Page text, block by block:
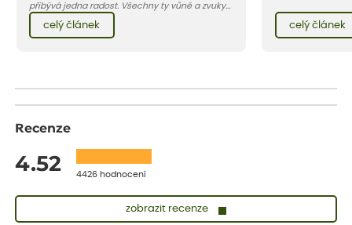
přibývá jedna radost. Všechny ty vůně a zvuky
červencové zahrady. Sklizeň rybízu do kuchyně
vnese neuvěřitelný klid a radost. A taky trochu
bezstarostnosti dětství při mlsání babiččina
celý článek
najdete v našem
celý článek
Recenze
4.52 4426 hodnocení
zobrazit recenze